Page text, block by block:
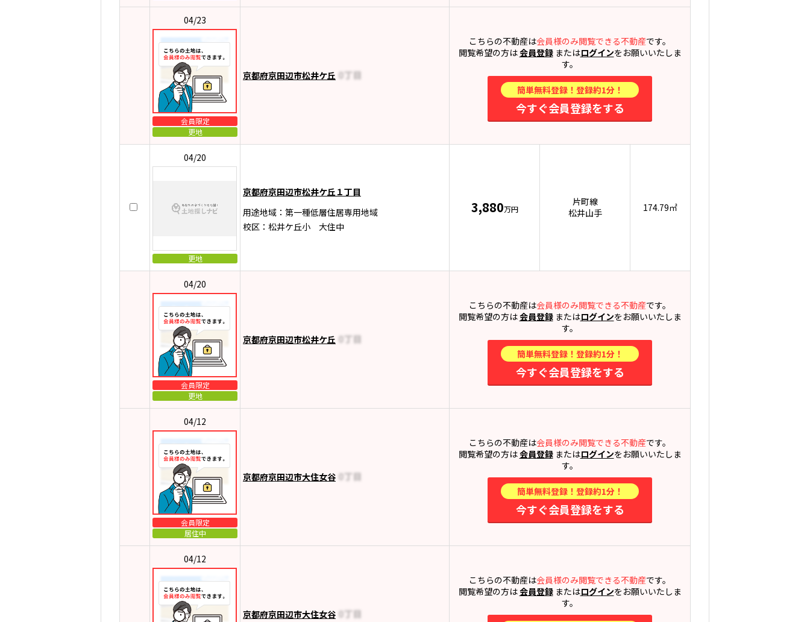
04/23
会員限定
更地
京都府京田辺市松井ケ丘
こちらの不動産は会員様のみ閲覧できる不動産です。
閲覧希望の方は会員登録またはログインをお願いいたしま
す。
簡単無料登録！登録約1分！
今すぐ会員登録をする
04/20
更地
京都府京田辺市松井ケ丘１丁目
用途地域：第一種低層住居専用地域
校区：松井ケ丘小 大住中
3,880万円
片町線
松井山手
174.79㎡
04/20
会員限定
更地
京都府京田辺市松井ケ丘
こちらの不動産は会員様のみ閲覧できる不動産です。
閲覧希望の方は会員登録またはログインをお願いいたしま
す。
簡単無料登録！登録約1分！
今すぐ会員登録をする
04/12
会員限定
居住中
京都府京田辺市大住女谷
こちらの不動産は会員様のみ閲覧できる不動産です。
閲覧希望の方は会員登録またはログインをお願いいたしま
す。
簡単無料登録！登録約1分！
今すぐ会員登録をする
04/12
京都府京田辺市大住女谷
こちらの不動産は会員様のみ閲覧できる不動産です。
閲覧希望の方は会員登録またはログインをお願いいたしま
す。